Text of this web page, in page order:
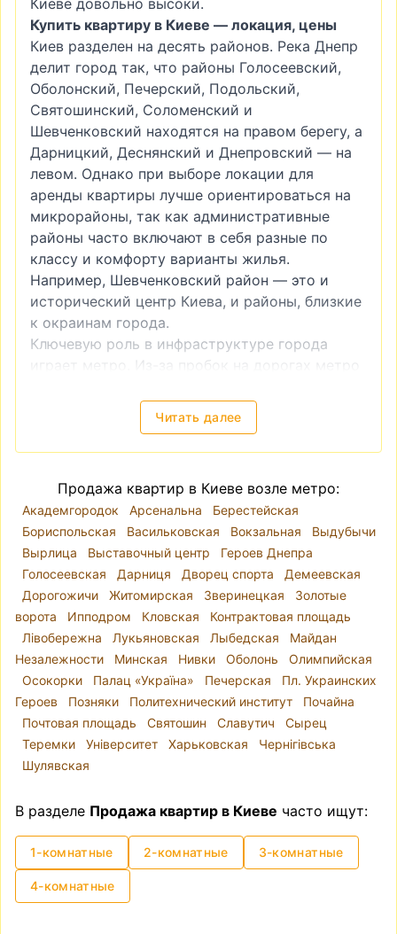
Киеве довольно высоки.
Купить квартиру в Киеве — локация, цены
Киев разделен на десять районов. Река Днепр
делит город так, что районы Голосеевский,
Оболонский, Печерский, Подольский,
Святошинский, Соломенский и
Шевченковский находятся на правом берегу, а
Дарницкий, Деснянский и Днепровский — на
левом. Однако при выборе локации для
аренды квартиры лучше ориентироваться на
микрорайоны, так как административные
районы часто включают в себя разные по
классу и комфорту варианты жилья.
Например, Шевченковский район — это и
исторический центр Киева, и районы, близкие
к окраинам города.
Ключевую роль в инфраструктуре города
играет метро. Из-за пробок на дорогах метро
транспорта. Поэтому квартира возле метро
всегда будет более привлекательной как в
инвестиционном плане (например, если вы
сдачи в аренду), так и для собственного
проживания.
Продажа квартиры без посредников
недорого
Такой вопрос возникает довольно часто —
купить квартиру без посредника. И
действительно — нужен ли риелтор, зачем
платить дополнительные деньги? Примерно
такие же вопросы появляются, когда делаешь
ремонт — а нужен ли дизайнер? Вы можете
самостоятельно найти квартиру, которая
подходит вам по всем критериям и которую
предлагает владелец, проверить, в порядке ли
все документы на квартиру, согласовать все
провести сделку. Однако стоит отметить, что
это может быть довольно хлопотным и
нервным процессом.
Читать далее
Продажа квартир в Киеве возле метро:
Академгородок Арсенальна
Берестейская
Бориспольская
Васильковская Вокзальная
Выдубычи
Вырлица
Выставочный центр
Героев Днепра
Голосеевская
Дарниця Дворец спорта
Демеевская
Дорогожичи
Житомирская Зверинецкая
Золотые
ворота
Ипподром Кловская
Контрактовая площадь
Лівобережна
Лукьяновская Лыбедская
Майдан
Незалежности
Минская Нивки Оболонь
Олимпийская
Осокорки
Палац «Україна» Печерская
Пл. Украинских
Героев
Позняки Политехнический институт
Почайна
Почтовая площадь
Святошин Славутич
Сырец
Теремки
Університет Харьковская
Чернігівська
Шулявская
В разделе Продажа квартир в Киеве часто ищут:
1-комнатные 2-комнатные 3-комнатные
4-комнатные